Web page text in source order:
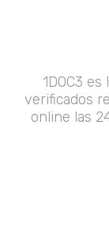
1DOC3
verificados
online las